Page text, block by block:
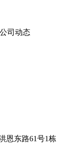
公司动态
恩东路61号1栋